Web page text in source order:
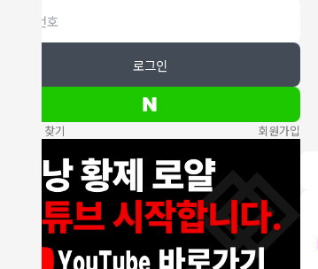
로그인
비밀번호 찾기 회원가입